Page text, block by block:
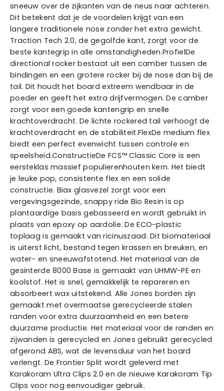
sneeuw over de zijkanten van de neus naar achteren.
Dit betekent dat je de voordelen krijgt van een
langere traditionele nose zonder het extra gewicht.
Traction Tech 2.0, de gegolfde kant, zorgt voor de
beste kantegrip in alle omstandigheden.ProfielDe
directional rocker bestaat uit een camber tussen de
bindingen en een grotere rocker bij de nose dan bij de
tail. Dit houdt het board extreem wendbaar in de
poeder en geeft het extra drijfvermogen. De camber
zorgt voor een goede kantengrip en snelle
krachtoverdracht. De lichte rockered tail verhoogt de
krachtoverdracht en de stabiliteit.FlexDe medium flex
biedt een perfect evenwicht tussen controle en
speelsheid.ConstructieDe FCS™ Classic Core is een
eersteklas massief populierenhouten kern. Het biedt
je leuke pop, consistente flex en een solide
constructie. Biax glasvezel zorgt voor een
vergevingsgezinde, snappy ride Bio Resin is op
plantaardige basis gebasseerd en wordt gebruikt in
plaats van epoxy op aardolie. De ECO-plastic
toplaag is gemaakt van ricinuszaad. Dit biomateriaal
is uiterst licht, bestand tegen krassen en breuken, en
water- en sneeuwafstotend. Het materiaal van de
gesinterde 8000 Base is gemaakt van UHMW-PE en
koolstof. Het is snel, gemakkelijk te repareren en
absorbeert wax uitstekend. Alle Jones borden zijn
gemaakt met overmaatse gerecycleerde stalen
randen voor extra duurzaamheid en een betere
duurzame productie. Het materiaal voor de randen en
zijwanden is gerecycled en Jones gebruikt gerecycled
afgerond ABS, wat de levensduur van het board
verlengt. De Frontier Split wordt geleverd met
Karakoram Ultra Clips 2.0 en de nieuwe Karakoram Tip
Clips voor nog eenvoudiger gebruik.